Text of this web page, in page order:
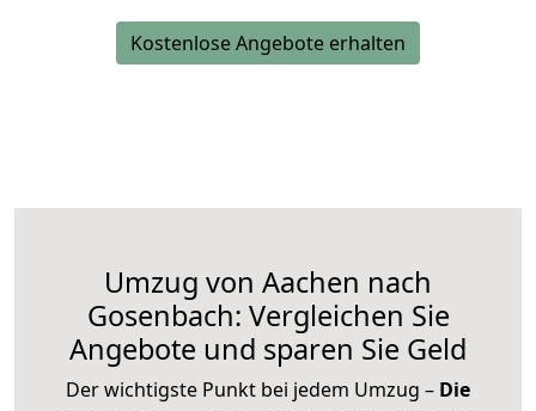
Kostenlose Angebote erhalten
Umzug von Aachen nach
Gosenbach: Vergleichen Sie
Angebote und sparen Sie Geld
Der wichtigste Punkt bei jedem Umzug – Die